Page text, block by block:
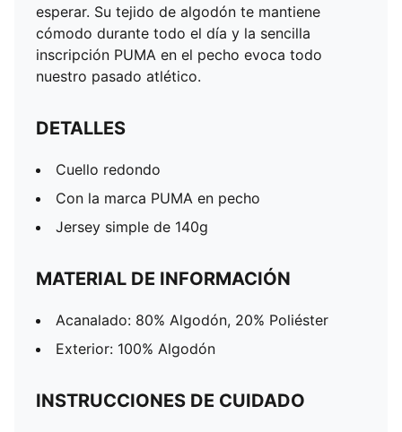
esperar. Su tejido de algodón te mantiene
cómodo durante todo el día y la sencilla
inscripción PUMA en el pecho evoca todo
nuestro pasado atlético.
DETALLES
Cuello redondo
Con la marca PUMA en pecho
Jersey simple de 140g
MATERIAL DE INFORMACIÓN
Acanalado: 80% Algodón, 20% Poliéster
Exterior: 100% Algodón
INSTRUCCIONES DE CUIDADO